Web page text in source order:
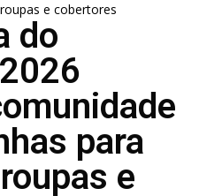
e cobertores
do
para
e